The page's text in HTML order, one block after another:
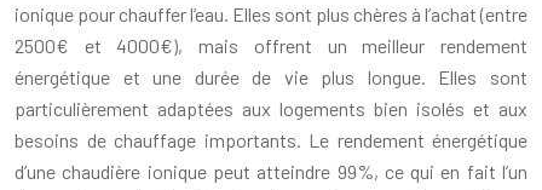
ionique pour chauffer l’eau. Elles sont plus chères à l’achat (entre
2500€ et 4000€), mais offrent un meilleur rendement
énergétique et une durée de vie plus longue. Elles sont
particulièrement adaptées aux logements bien isolés et aux
besoins de chauffage importants. Le rendement énergétique
d’une chaudière ionique peut atteindre 99%, ce qui en fait l’un